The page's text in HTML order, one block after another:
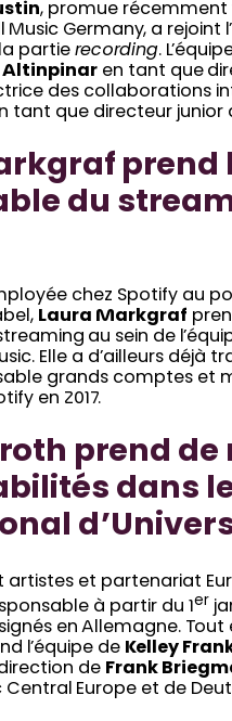
, promue récemment
Germany, a
partierecording.
Altinpinar en tant que
des collaborations
tant que directeur junior
prend
du
chez Spotify au
Laura Markgraf
au sein de
Elle a d’ailleurs déjà
grands comptes et
en 2017.
prend de
dans
artistes et partenariat
à partir du 1er
en Allemagne.
l’équipe de Kelley
de Frank
Central Europe et de